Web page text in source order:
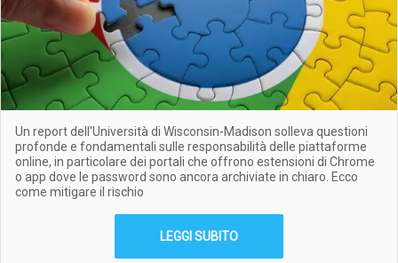
Un report dell'Università di Wisconsin-Madison solleva questioni
profonde e fondamentali sulle responsabilità delle piattaforme
online, in particolare dei portali che offrono estensioni di Chrome
o app dove le password sono ancora archiviate in chiaro. Ecco
come mitigare il rischio
LEGGI SUBITO